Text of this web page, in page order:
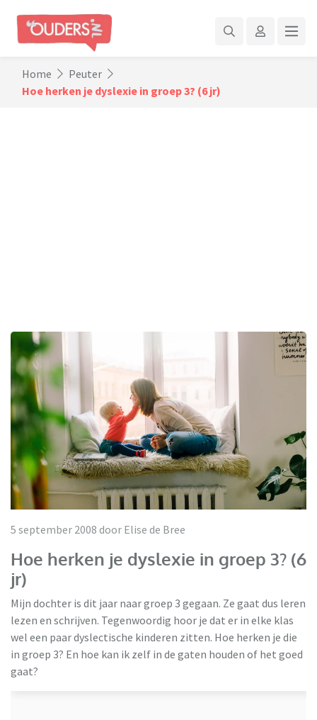
Home
Peuter
Hoe herken je dyslexie in groep 3? (6 jr)
5 september 2008 door Elise de Bree
Hoe herken je dyslexie in groep 3? (6
jr)
Mijn dochter is dit jaar naar groep 3 gegaan. Ze gaat dus leren
lezen en schrijven. Tegenwoordig hoor je dat er in elke klas
wel een paar dyslectische kinderen zitten. Hoe herken je die
in groep 3? En hoe kan ik zelf in de gaten houden of het goed
gaat?